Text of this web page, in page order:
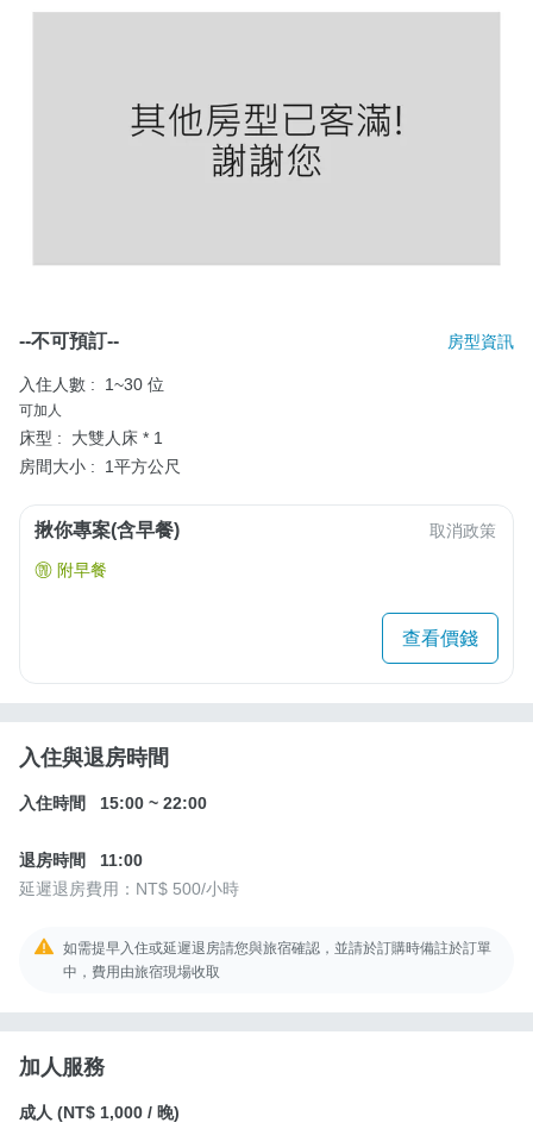
--不可預訂-- 房型資訊
入住人數 : 1~30 位
可加人
床型 :
大雙人床 * 1
房間大小 :
1平方公尺
揪你專案(含早餐) 取消政策
附早餐
查看價錢
入住與退房時間
入住時間 15:00 ~ 22:00
退房時間
11:00
延遲退房費用： NT$ 500/小時
如需提早入住或延遲退房請您與旅宿確認，並請於訂購時備註於訂單
中，費用由旅宿現場收取
加人服務
成人 (NT$ 1,000 / 晚)